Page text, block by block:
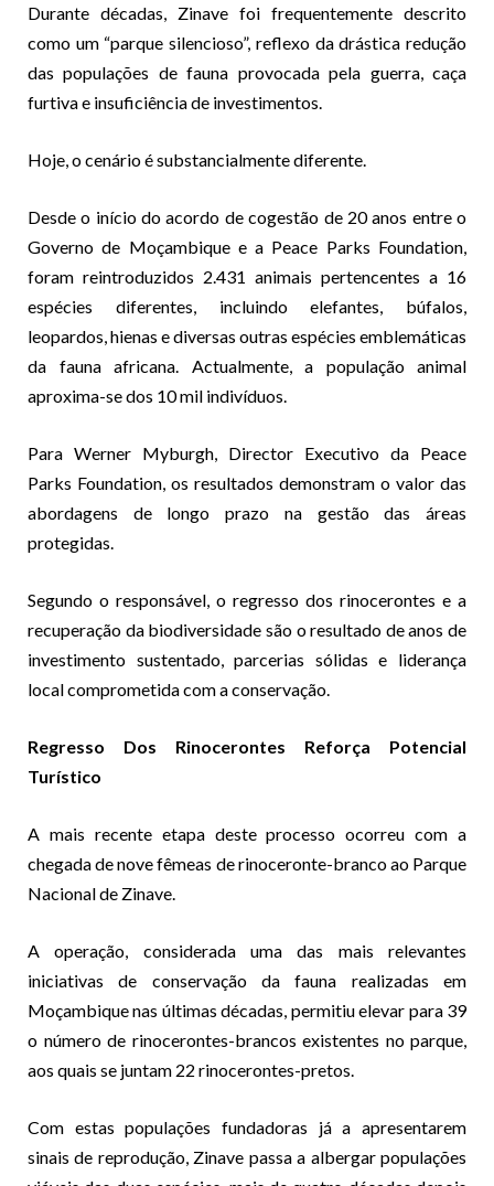
Durante décadas, Zinave foi frequentemente descrito
como um “parque silencioso”, reflexo da drástica redução
das populações de fauna provocada pela guerra, caça
furtiva e insuficiência de investimentos.
Hoje, o cenário é substancialmente diferente.
Desde o início do acordo de cogestão de 20 anos entre o
Governo de Moçambique e a Peace Parks Foundation,
foram reintroduzidos 2.431 animais pertencentes a 16
espécies diferentes, incluindo elefantes, búfalos,
leopardos, hienas e diversas outras espécies emblemáticas
da fauna africana. Actualmente, a população animal
aproxima-se dos 10 mil indivíduos.
Para Werner Myburgh, Director Executivo da Peace
Parks Foundation, os resultados demonstram o valor das
abordagens de longo prazo na gestão das áreas
protegidas.
Segundo o responsável, o regresso dos rinocerontes e a
recuperação da biodiversidade são o resultado de anos de
investimento sustentado, parcerias sólidas e liderança
local comprometida com a conservação.
Regresso Dos Rinocerontes Reforça Potencial
Turístico
A mais recente etapa deste processo ocorreu com a
chegada de nove fêmeas de rinoceronte-branco ao Parque
Nacional de Zinave.
A operação, considerada uma das mais relevantes
iniciativas de conservação da fauna realizadas em
Moçambique nas últimas décadas, permitiu elevar para 39
o número de rinocerontes-brancos existentes no parque,
aos quais se juntam 22 rinocerontes-pretos.
Com estas populações fundadoras já a apresentarem
sinais de reprodução, Zinave passa a albergar populações